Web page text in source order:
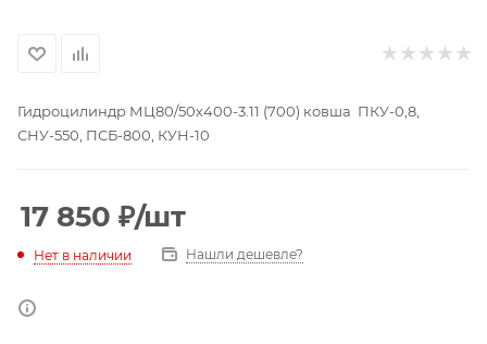
Гидроцилиндр МЦ80/50х400-3.11 (700) ковша ПКУ-0,8,
СНУ-550, ПСБ-800, КУН-10
17 850 ₽/шт
Нет в наличии Нашли дешевле?